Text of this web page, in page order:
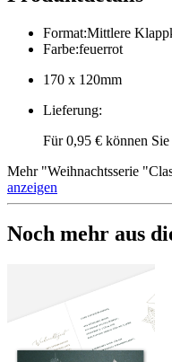
Format:Mittlere
Farbe:feuerrot
170 x 120mm
Lieferung:
Für 0,95 € können
Mehr"Weihnachtsserie
anzeigen
Noch mehr aus